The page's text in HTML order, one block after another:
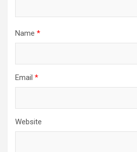
Name *
Email *
Website